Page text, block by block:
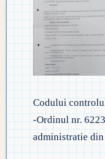
◎
◎
◎
◎
◎ FIȘĂ
Codului
-Ordinul nr.
administratie